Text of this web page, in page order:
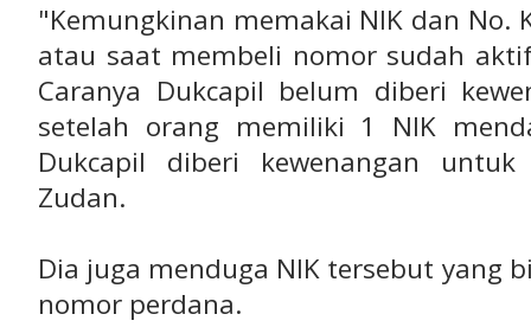
"Kemungkinan memakai NIK dan No.
atau saat membeli nomor sudah
Caranya Dukcapil belum diberi
setelah orang memiliki 1 NIK
Dukcapil diberi kewenangan
Zudan.
Dia juga menduga NIK tersebut yang
nomor perdana.